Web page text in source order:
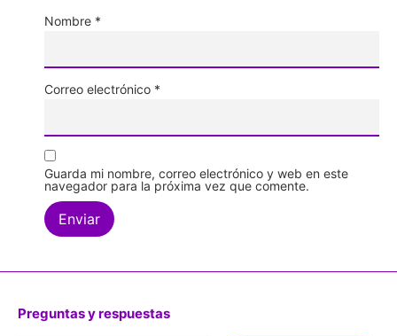
Nombre *
Correo electrónico *
Guarda mi nombre, correo electrónico y web en este
navegador para la próxima vez que comente.
Preguntas y respuestas